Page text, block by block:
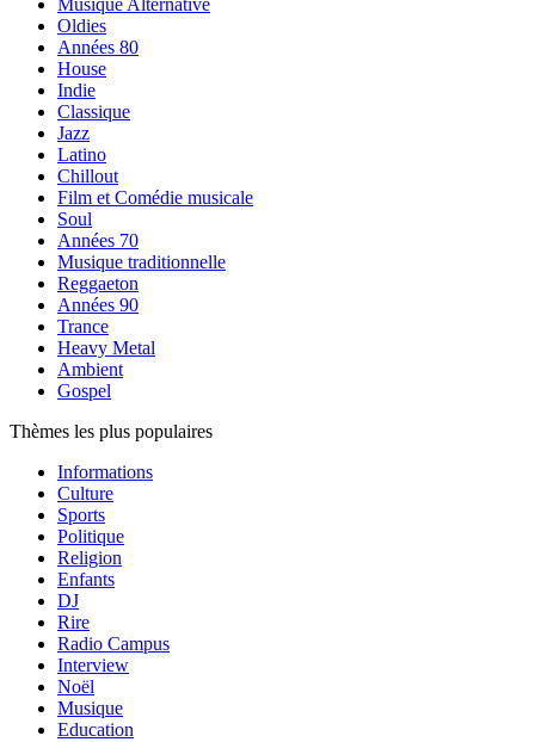
Musique Alternative
Oldies
Années 80
House
Indie
Classique
Jazz
Latino
Chillout
Film et Comédie musicale
Soul
Années 70
Musique traditionnelle
Reggaeton
Années 90
Trance
Heavy Metal
Ambient
Gospel
Thèmes les plus populaires
Informations
Culture
Sports
Politique
Religion
Enfants
DJ
Rire
Radio Campus
Interview
Noël
Musique
Education